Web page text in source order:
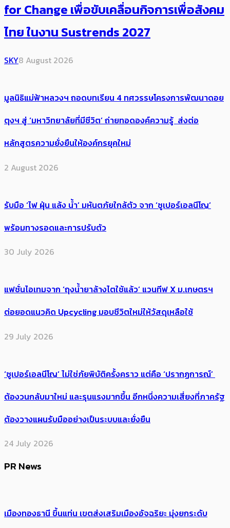
for Change เพื่อขับเคลื่อนกิจการเพื่อสังคม
ไทย ในงาน Sustrends 2027
SKY8 August 2026
มูลนิธิแม่ฟ้าหลวงฯ ถอดบทเรียน 4 ทศวรรษโครงการพัฒนาดอย
ตุงฯ สู่ ‘มหาวิทยาลัยที่มีชีวิต’ ถ่ายทอดองค์ความรู้ ส่งต่อ
หลักสูตรความยั่งยืนให้องค์กรยุคใหม่
2 August 2026
รับมือ ‘ไฟ ฝุ่น แล้ง น้ำ’ มหันตภัยใกล้ตัว จาก ‘ซูเปอร์เอลนีโญ’
พร้อมทางรอดและการปรับตัว
30 July 2026
แฟชั่นไอเทมจาก ‘ถุงน้ำยาล้างไตใช้แล้ว’ แวนทีฟ X ม.เกษตรฯ
ต่อยอดแนวคิด Upcycling มอบชีวิตใหม่ให้วัสดุเหลือใช้
29 July 2026
‘ซูเปอร์เอลนีโญ’ ไม่ใช่ภัยพิบัติครั้งคราว แต่คือ ‘ปรากฏการณ์’ ​
ต้อง​วนกลับมาใหม่ และรุนแรงมากขึ้น อีกหนึ่งความเสี่ยงที่ภาครัฐ
ต้องวางแผนรับมืออย่างเป็นระบบและยั่งยืน
24 July 2026
PR News
เมืองทองธานี ขึ้นแท่น เขตส่งเสริมเมืองอัจฉริยะ มุ่งยกระดับ